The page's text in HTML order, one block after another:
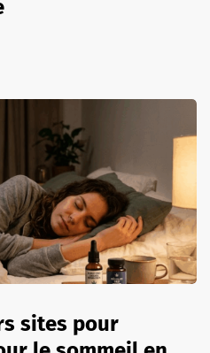
sites pour